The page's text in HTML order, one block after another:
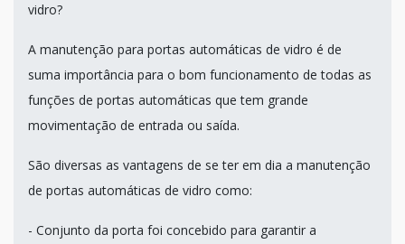
vidro?
A manutenção para portas automáticas de vidro é de
suma importância para o bom funcionamento de todas as
funções de portas automáticas que tem grande
movimentação de entrada ou saída.
São diversas as vantagens de se ter em dia a manutenção
de portas automáticas de vidro como:
- Conjunto da porta foi concebido para garantir a